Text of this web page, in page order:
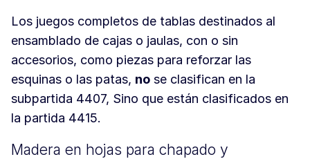
Los juegos completos de tablas destinados al
ensamblado de cajas o jaulas, con o sin
accesorios, como piezas para reforzar las
esquinas o las patas, no se clasifican en la
subpartida 4407, Sino que están clasificados en
la partida 4415.
Madera en hojas para chapado y